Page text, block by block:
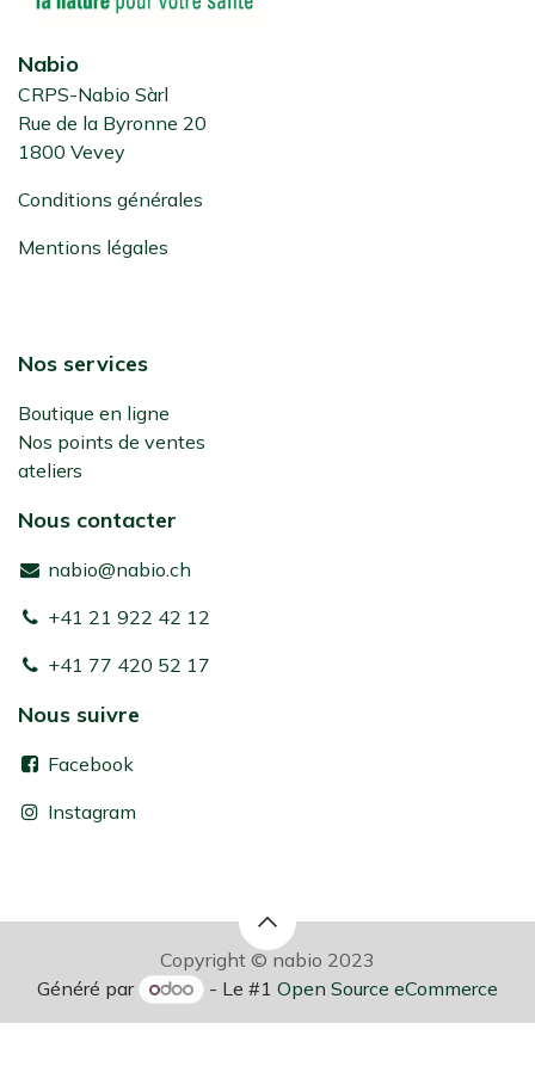
Nabio
CRPS-Nabio Sàrl
Rue de la Byronne 20
1800 Vevey
Conditions générales
Mentions légales
Nos services
Boutique en ligne
Nos points de ventes
ateliers
Nous contacter
nabio@nabio.ch
+41 21 922 42 12
+41 77 420 52 17
Nous suivre
Facebook
Instagram
Copyright © nabio 2023
Généré par
- Le #1 Open Source eCommerce